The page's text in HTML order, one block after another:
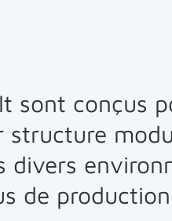
sont conçus
de production